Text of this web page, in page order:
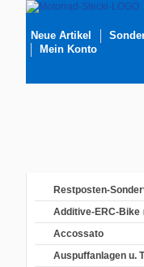
Neue Artikel
Mein Konto
Restposten-
Additive-ERC-Bike
Accossato
Auspuffanlagen u.